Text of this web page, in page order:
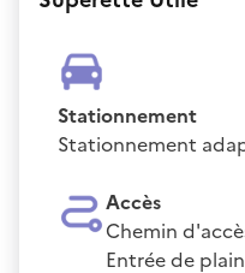
Stationnement
Stationnement
Accès
Chemin
Entrée de